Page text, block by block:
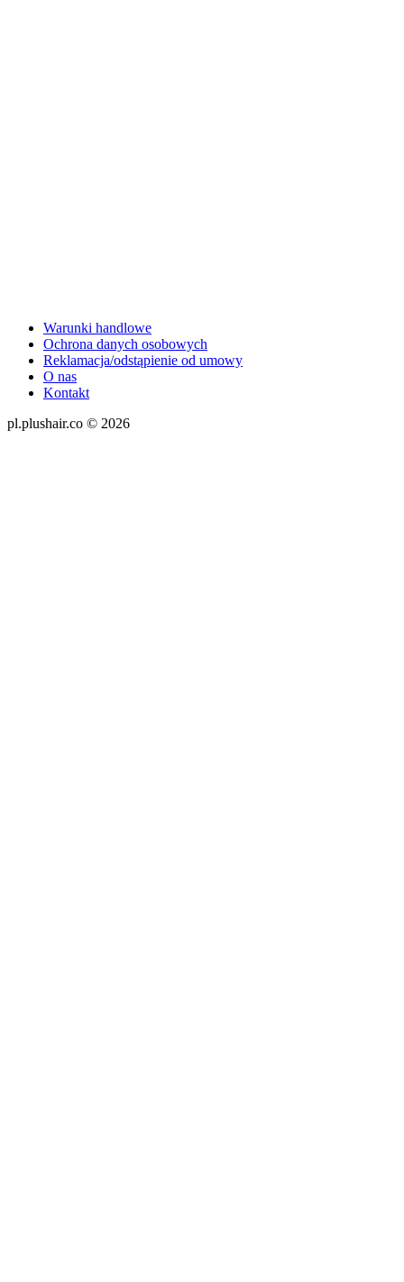
Warunki handlowe
Ochrona danych osobowych
Reklamacja/odstąpienie od umowy
O nas
Kontakt
pl.plushair.co © 2026